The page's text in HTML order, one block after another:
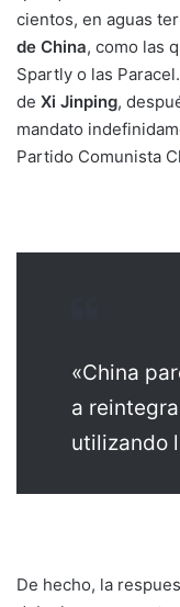
cientos, en aguas
de China, como las
Spartly o las
de Xi Jinping,
mandato
Partido Comunista
«China
a
utilizando
De hecho, la